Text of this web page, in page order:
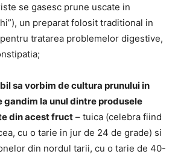
se gasesc prune uscate in
un preparat folosit traditional in
tratarea problemelor digestive,
sa vorbim de cultura prunului in
gandim la unul dintre produsele
din acest fruct – tuica (celebra fiind
cu o tarie in jur de 24 de grade) si
din nordul tarii, cu o tarie de 40-